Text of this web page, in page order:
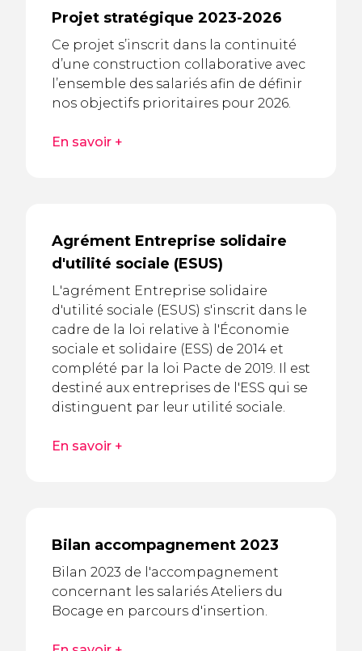
Projet stratégique 2023-2026
Ce projet s’inscrit dans la continuité
d’une construction collaborative avec
l’ensemble des salariés afin de définir
nos objectifs prioritaires pour 2026.
En savoir +
Agrément Entreprise solidaire
d'utilité sociale (ESUS)
L'agrément Entreprise solidaire
d'utilité sociale (ESUS) s'inscrit dans le
cadre de la loi relative à l'Économie
sociale et solidaire (ESS) de 2014 et
complété par la loi Pacte de 2019. Il est
destiné aux entreprises de l'ESS qui se
distinguent par leur utilité sociale.
En savoir +
Bilan accompagnement 2023
Bilan 2023 de l'accompagnement
concernant les salariés Ateliers du
Bocage en parcours d'insertion.